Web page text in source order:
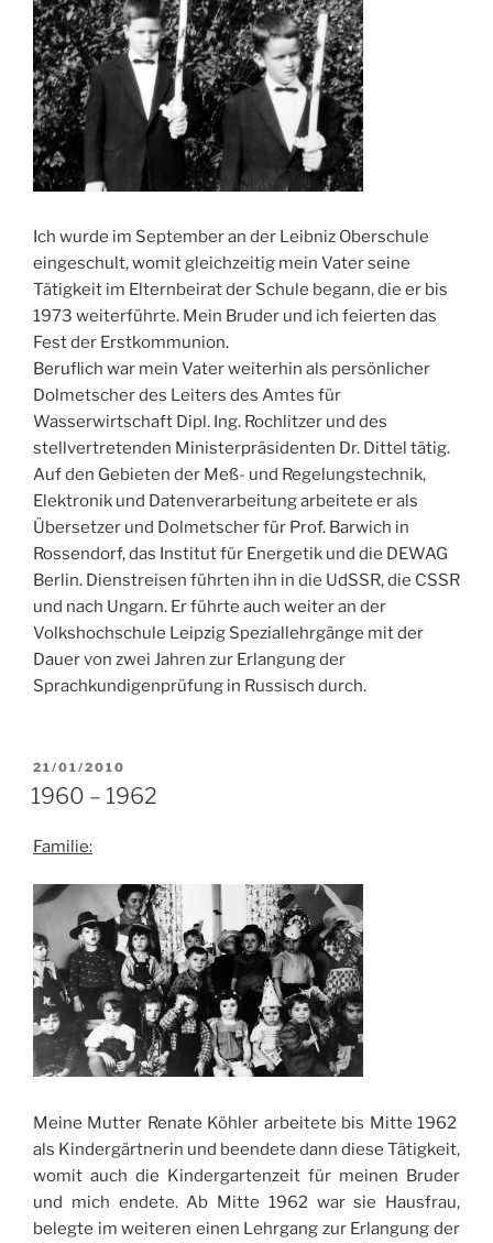
Ich wurde im September an der Leibniz Oberschule
eingeschult, womit gleichzeitig mein Vater seine
Tätigkeit im Elternbeirat der Schule begann, die er bis
1973 weiterführte. Mein Bruder und ich feierten das
Fest der Erstkommunion.
Beruflich war mein Vater weiterhin als persönlicher
Dolmetscher des Leiters des Amtes für
Wasserwirtschaft Dipl. Ing. Rochlitzer und des
stellvertretenden Ministerpräsidenten Dr. Dittel tätig.
Auf den Gebieten der Meß- und Regelungstechnik,
Elektronik und Datenverarbeitung arbeitete er als
Übersetzer und Dolmetscher für Prof. Barwich in
Rossendorf, das Institut für Energetik und die DEWAG
Berlin. Dienstreisen führten ihn in die UdSSR, die CSSR
und nach Ungarn. Er führte auch weiter an der
Volkshochschule Leipzig Speziallehrgänge mit der
Dauer von zwei Jahren zur Erlangung der
Sprachkundigenprüfung in Russisch durch.
VERÖFFENTLICHT
AM
21/01/2010
1960 – 1962
Familie:
Meine Mutter Renate Köhler arbeitete bis Mitte 1962
als Kindergärtnerin und beendete dann diese Tätigkeit,
womit auch die Kindergartenzeit für meinen Bruder
und mich endete. Ab Mitte 1962 war sie Hausfrau,
belegte im weiteren einen Lehrgang zur Erlangung der